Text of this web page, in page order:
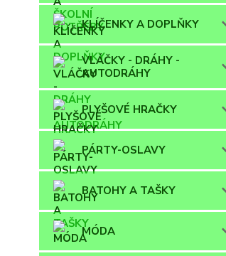
KLÍČENKY A DOPLŇKY
VLÁČKY - DRÁHY -
AUTODRÁHY
PLYŠOVÉ HRAČKY
PÁRTY-OSLAVY
BATOHY A TAŠKY
MÓDA